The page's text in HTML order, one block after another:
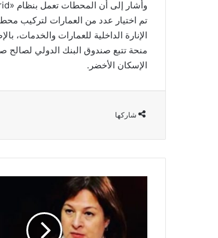
تم اختيار عدد من العمارات لتركيب
الإنارة الداخلية للعمارات والخدمات،
منحة تتبع صندوق البنك الدولي لصالح
الإسكان الأخضر.
شاركها